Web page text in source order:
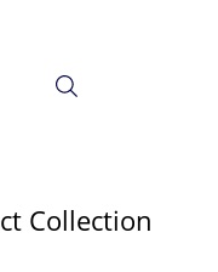
Collection